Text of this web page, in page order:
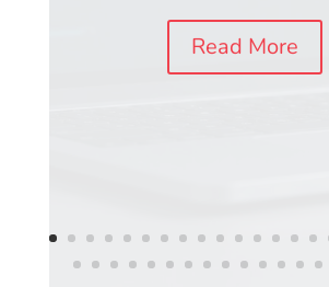
Read More